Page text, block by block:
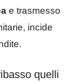
e trasmesso
incide
quelli